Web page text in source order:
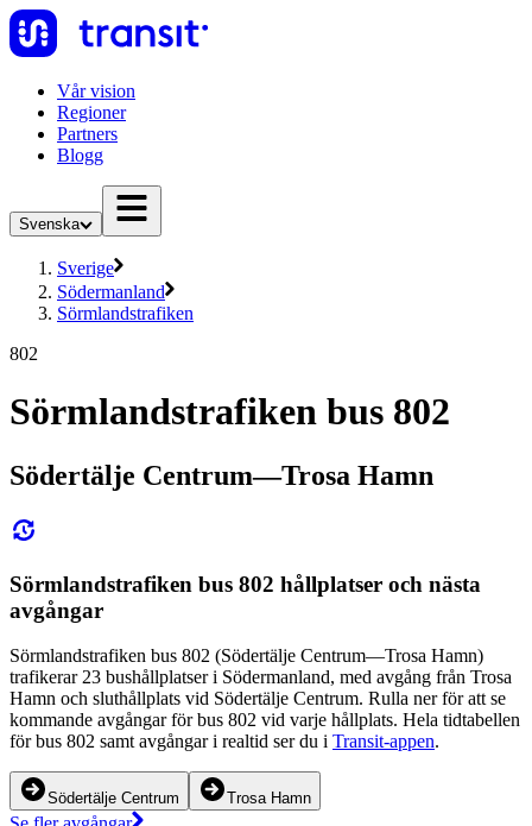
Vår vision
Regioner
Partners
Blogg
Svenska
Sverige
Södermanland
Sörmlandstrafiken
802
Sörmlandstrafiken bus 802
Södertälje Centrum—Trosa Hamn
Sörmlandstrafiken bus 802 hållplatser och nästa
avgångar
Sörmlandstrafiken bus 802 (Södertälje Centrum—Trosa Hamn)
trafikerar 23 bushållplatser i Södermanland, med avgång från Trosa
Hamn och sluthållplats vid Södertälje Centrum. Rulla ner för att se
kommande avgångar för bus 802 vid varje hållplats. Hela tidtabellen
för bus 802 samt avgångar i realtid ser du i Transit-appen.
Södertälje Centrum Trosa Hamn